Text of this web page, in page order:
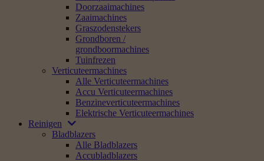
Doorzaaimachines
Zaaimachines
Graszodenstekers
Grondboren /
grondboormachines
Tuinfrezen
Verticuteermachines
Alle Verticuteermachines
Accu Verticuteermachines
Benzineverticuteermachines
Elektrische Verticuteermachines
Reinigen
Bladblazers
Alle Bladblazers
Accubladblazers